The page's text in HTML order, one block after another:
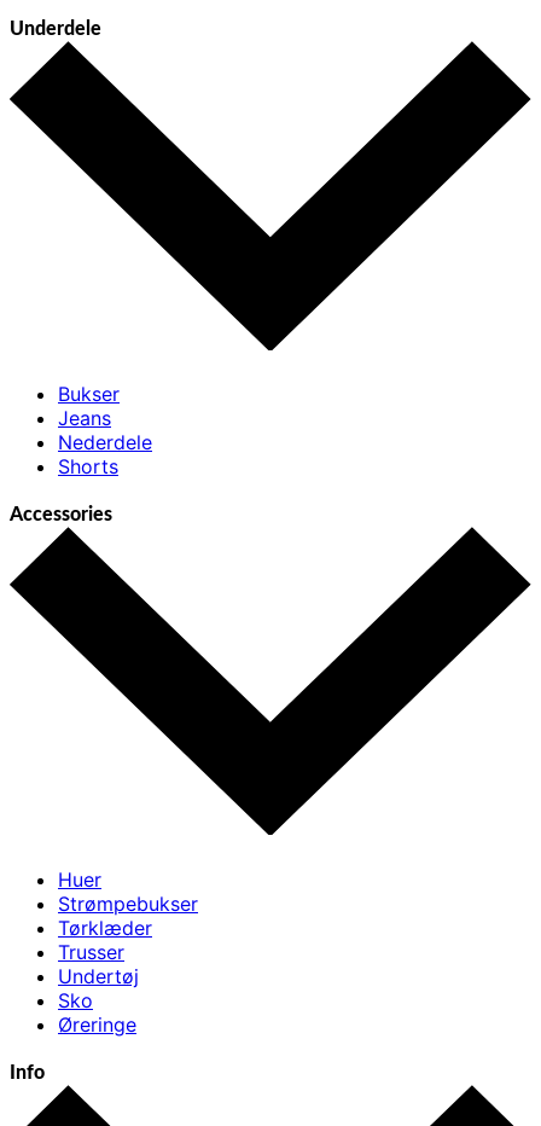
Underdele
Bukser
Jeans
Nederdele
Shorts
Accessories
Huer
Strømpebukser
Tørklæder
Trusser
Undertøj
Sko
Øreringe
Info